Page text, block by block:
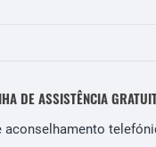
DE ASSISTÊNCIA
aconselhamento